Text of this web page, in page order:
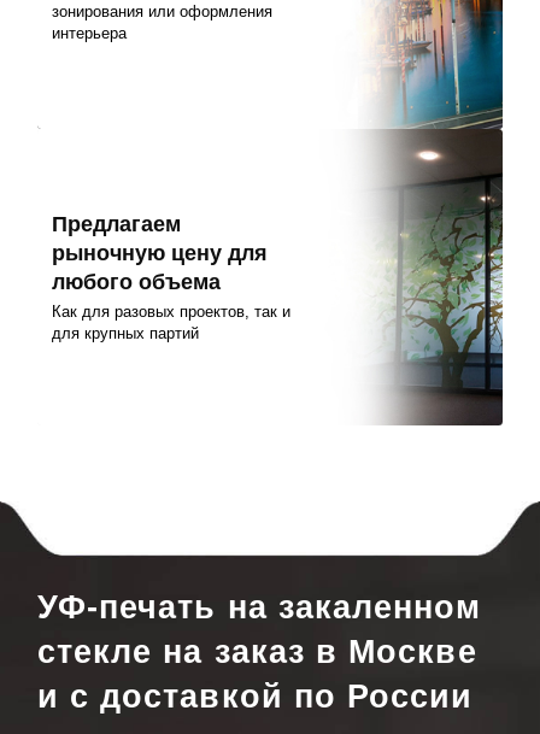
зонирования или оформления
интерьера
Предлагаем
рыночную цену для
любого объема
Как для разовых проектов, так и
для крупных партий
УФ-печать на закаленном
стекле на заказ в Москве
и с доставкой по России